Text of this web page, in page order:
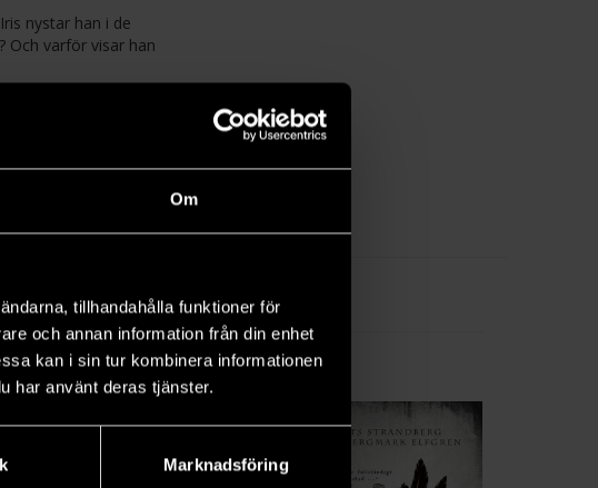
Om
tillhandahålla funktioner för
och annan information från din enhet
kan i sin tur kombinera informationen
har använt deras tjänster.
Marknadsföring
nystar han i de
Och varför visar han
Det är en
har översatts
Europa. Bland